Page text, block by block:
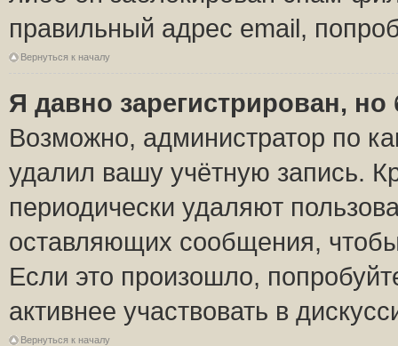
правильный адрес email,
Вернуться к началу
Я давно зарегистрирован,
Возможно, администратор по
удалил вашу учётную запись.
периодически удаляют
оставляющих сообщения,
Если это произошло,
активнее участвовать в
Вернуться к началу